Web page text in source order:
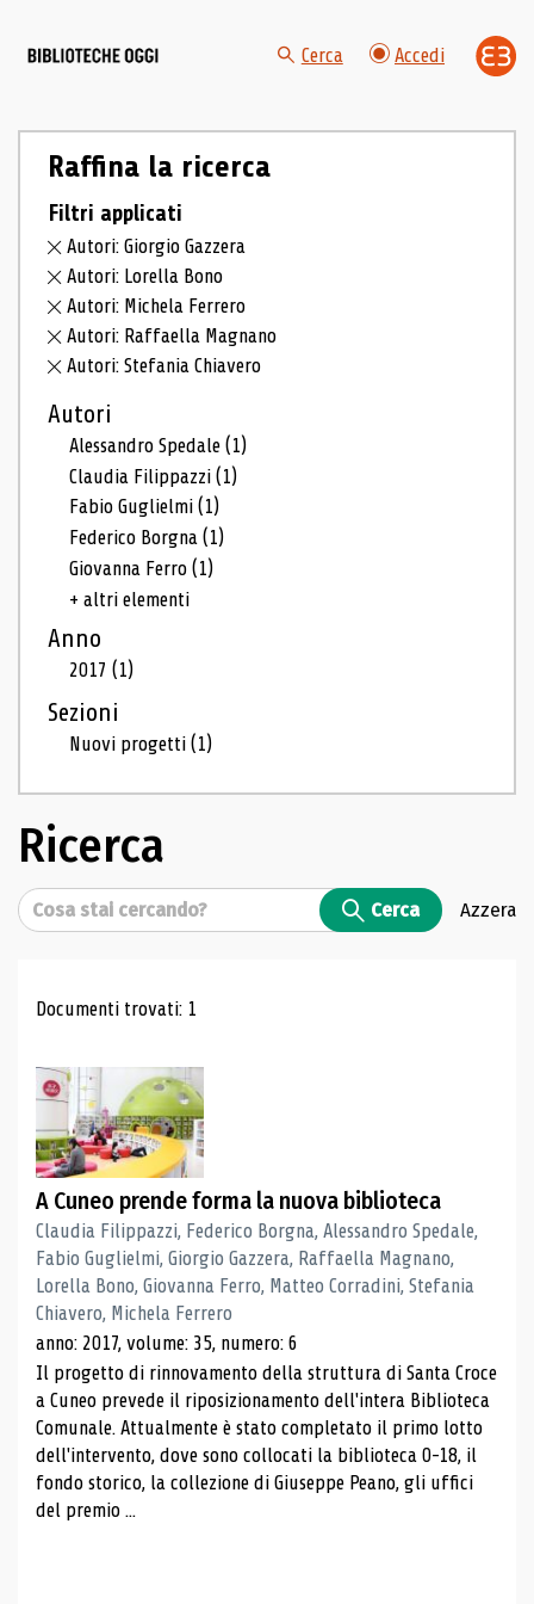
Cerca Accedi
Raffina la ricerca
Filtri applicati
Autori: Giorgio Gazzera
Autori: Lorella Bono
Autori: Michela Ferrero
Autori: Raffaella Magnano
Autori: Stefania Chiavero
Autori
Alessandro Spedale(1)
Claudia Filippazzi(1)
Fabio Guglielmi(1)
Federico Borgna(1)
Giovanna Ferro(1)
+ altri elementi
Anno
2017(1)
Sezioni
Nuovi progetti(1)
Ricerca
Cerca Cerca Azzera
Risultati di ricerca
Documenti trovati: 1
A Cuneo prende forma la nuova biblioteca
Claudia Filippazzi, Federico Borgna, Alessandro Spedale,
Fabio Guglielmi, Giorgio Gazzera, Raffaella Magnano,
Lorella Bono, Giovanna Ferro, Matteo Corradini, Stefania
Chiavero, Michela Ferrero
anno: 2017, volume: 35, numero: 6
Il progetto di rinnovamento della struttura di Santa Croce
a Cuneo prevede il riposizionamento dell'intera Biblioteca
Comunale. Attualmente è stato completato il primo lotto
dell'intervento, dove sono collocati la biblioteca 0-18, il
fondo storico, la collezione di Giuseppe Peano, gli uffici
del premio ...